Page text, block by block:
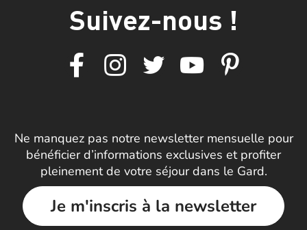
Suivez-nous !
Ne manquez pas notre newsletter mensuelle pour
bénéficier d’informations exclusives et profiter
pleinement de votre séjour dans le Gard.
Je m'inscris à la newsletter